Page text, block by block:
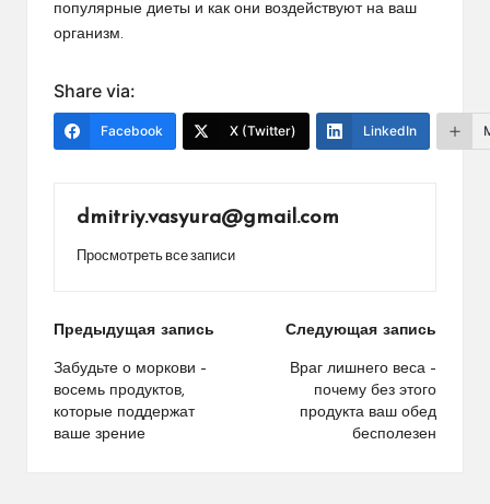
популярные диеты и как они воздействуют на ваш
организм.
Share via:
Facebook X (Twitter) LinkedIn
dmitriy.vasyura@gmail.com
Просмотреть все записи
Навигация
по
записям
Предыдущая запись
Забудьте о моркови –
восемь продуктов,
которые поддержат
ваше зрение
Следующая запись
Враг лишнего веса –
почему без этого
продукта ваш обед
бесполезен